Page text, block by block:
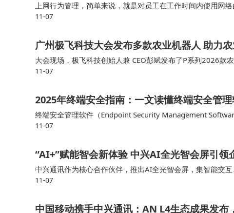
上网行为管理，简单来说，就是对员工在工作时间内使用网
手机和平板电脑等移动设备的上网行为管理也变得尤为重要
11-07
广州极飞科技大会发布多款农业机器人 助力
大会现场，极飞科技创始人兼 CEO彭斌发布了P系列2026款
仪等农业机器人产品，全面展示了新一代智慧农业设施及其
11-07
2025年终端安全指南：一文读懂终端安全管
终端安全管理软件（Endpoint Security Management
标是防止未经授权的访问、数据泄露以及恶意软件的传播。 …
11-07
“AI+”赋能智会新体验 中兴AI全光智会屏引领
中兴通讯作为核心合作伙伴，推出AI全光智会屏，集智能交
的技术引领力。 中兴通讯AI全光智会屏以全光网络为数字底
11-07
中国移动携手中兴通讯：AN L4生态成果发